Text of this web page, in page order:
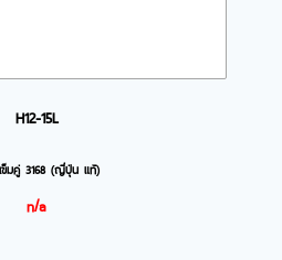
H12-15L
เข็มคู่ 3168 (ญี่ปุ่น แท้)
n/a